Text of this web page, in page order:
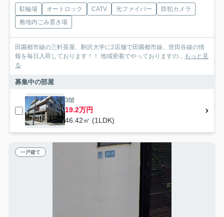
駐輪場 オートロック CATV 光ファイバー
防犯カメラ
敷地内ごみ置き場
田園都市線の三軒茶屋、駒沢大学に2店舗で田園都市線、世田谷線の情
報を毎日入荷しております！！ 地域密着でやっておりますの... もっと見
る
募集中の部屋
3階
19.2万円
46.42㎡ (1LDK)
一戸建て